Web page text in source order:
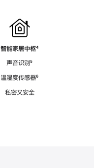
智能家居中枢脚
⁴
声音识别脚
⁵
温湿度传感器脚
⁶
私密又安全